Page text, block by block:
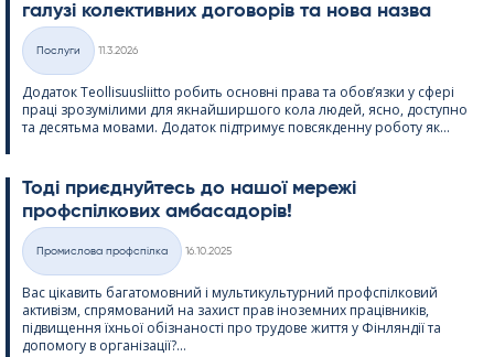
галузі колективних договорів та нова назва
Категорії
Послуги
11.3.2026
Додаток Teol­li­suus­liitto робить основні права та обов’язки у сфері
праці зрозумілими для якнайширшого кола людей, ясно, доступно
та десятьма мовами. Додаток підтримує повсякденну роботу як...
Тоді приєднуйтесь до нашої мережі
профспілкових амбасадорів!
Категорії
Промислова профспілка
16.10.2025
Вас цікавить багатомовний і мультикультурний профспілковий
активізм, спрямований на захист прав іноземних працівників,
підвищення їхньої обізнаності про трудове життя у Фінляндії та
допомогу в організації?...